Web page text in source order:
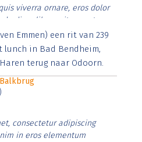
viverra ornare, eros dolor
diam libero vitae erat.
cursus id rutrum lorem
risus tristique posuere.
Emmen) een rit van 239
lunch in Bad Bendheim,
terug naar Odoorn.
consectetur adipiscing
in eros elementum